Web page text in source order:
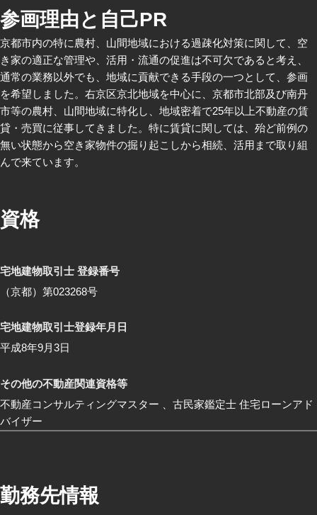
参画理由と自己PR
京都市内の特に農村、山間地域における過疎化対策に関して、空
き家の適正な管理や、活用・流通の促進は不可欠であると考え、
通常の業務以外でも、地域に貢献できる手段の一つとして、参画
を希望しました。右京区京北地域を中心に、京都市北部及び南丹
市等の農村、山間地域に特化し、地域密着で25年以上不動産の賃
貸・売買に従事してきました。特に賃貸に関しては、殆ど前例の
無い状態から空き家物件の掘り起こしから相続、活用まで取り組
んで来ています。
資格
宅地建物取引士 登録番号
（京都）第023268号
宅地建物取引士登録年月日
平成8年9月3日
その他の不動産関連資格等
不動産コンサルティングマスター 、古民家鑑定士 住宅ローンアド
バイザー
勤務先情報